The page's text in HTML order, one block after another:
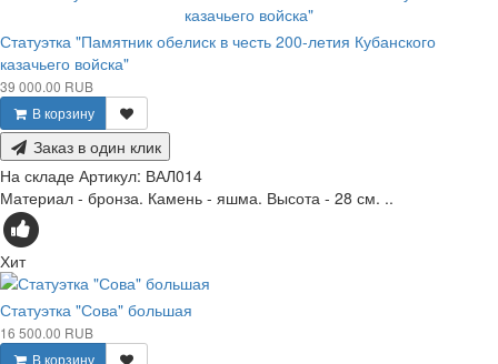
Статуэтка "Памятник обелиск в честь 200-летия Кубанского
казачьего войска"
39 000.00 RUB
В корзину
Заказ в один клик
На складе Артикул: ВАЛ014
Материал - бронза. Камень - яшма. Высота - 28 см. ..
Хит
Статуэтка "Сова" большая
16 500.00 RUB
В корзину